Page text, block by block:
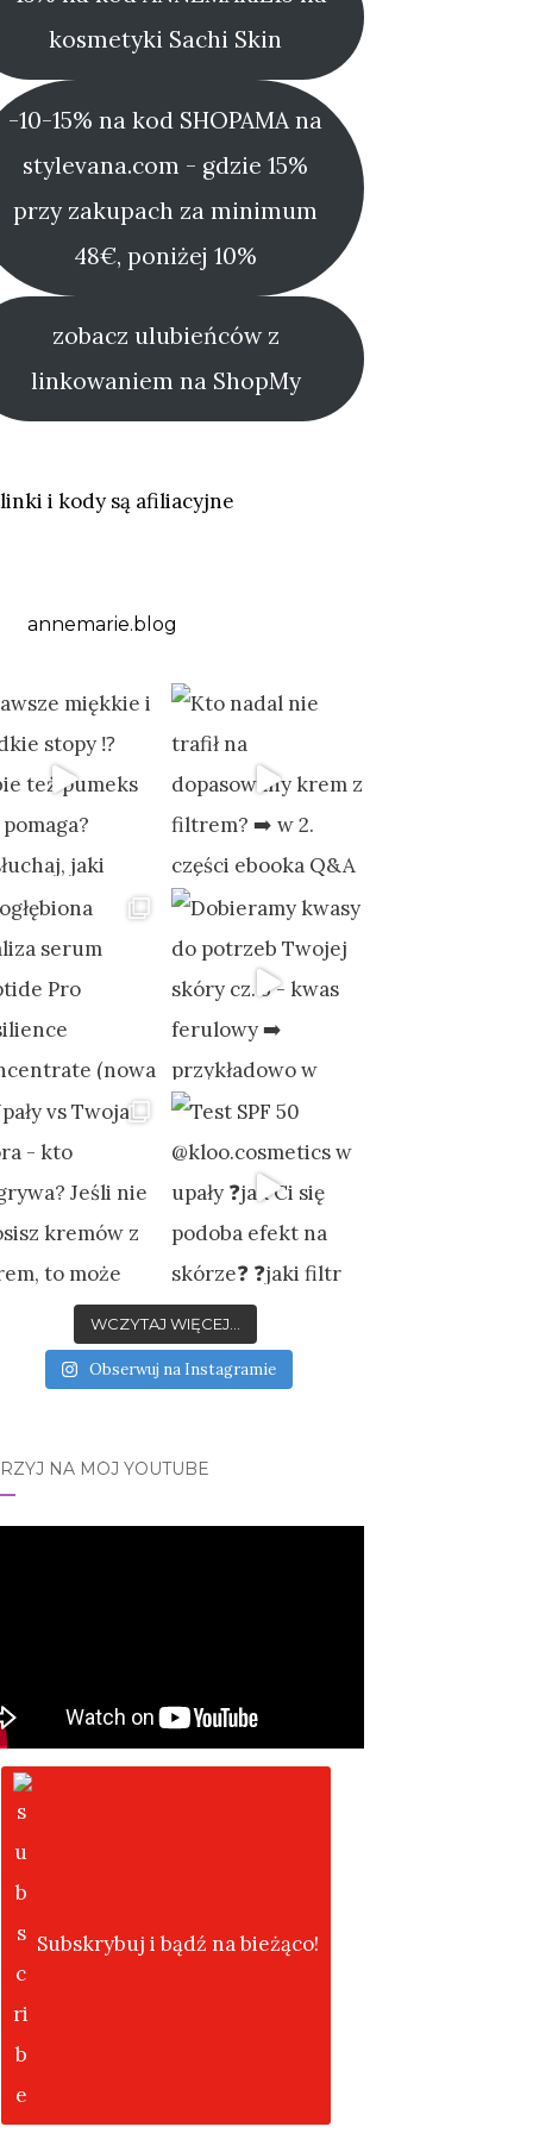
kosmetyki Sachi Skin
-10-15% na kod SHOPAMA na
stylevana.com - gdzie 15%
przy zakupach za minimum
48€, poniżej 10%
zobacz ulubieńców z
linkowaniem na ShopMy
i kody są afiliacyjne
annemarie.blog
WCZYTAJ WIĘCEJ...
Obserwuj na Instagramie
NA MÓJ YOUTUBE
Subskrybuj i bądź na bieżąco!